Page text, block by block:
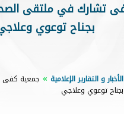
بجناح توعوي
الأخبار و التقارير الإعلامية
جمعية كفى